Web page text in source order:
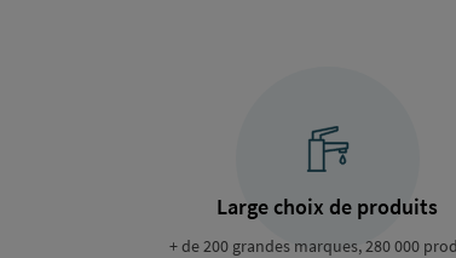
Large choix de produits
+ de 200 grandes marques, 280 000